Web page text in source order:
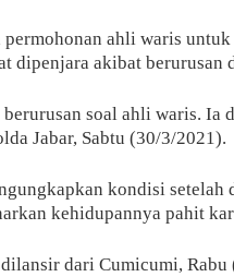
ahli waris
dipenjara akibat berurusan
soal ahli waris. Ia
Jabar, Sabtu (30/3/2021).
kondisi setelah
kehidupannya pahit
dari Cumicumi, Rabu